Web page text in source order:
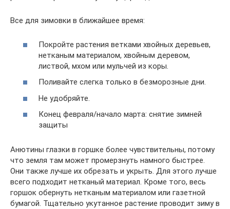
Все для зимовки в ближайшее время:
Покройте растения ветками хвойных деревьев,
нетканым материалом, хвойным деревом,
листвой, мхом или мульчей из коры.
Поливайте слегка только в безморозные дни.
Не удобряйте.
Конец февраля/начало марта: снятие зимней
защиты
Анютины глазки в горшке более чувствительны, потому
что земля там может промерзнуть намного быстрее.
Они также лучше их обрезать и укрыть. Для этого лучше
всего подходит нетканый материал. Кроме того, весь
горшок обернуть нетканым материалом или газетной
бумагой. Тщательно укутанное растение проводит зиму в